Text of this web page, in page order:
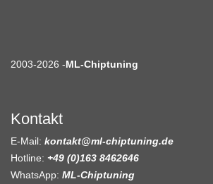
2003-2026 -ML-Chiptuning
Kontakt
E-Mail: kontakt@ml-chiptuning.de
Hotline: +49 (0)163 8462646
WhatsApp: ML-Chiptuning